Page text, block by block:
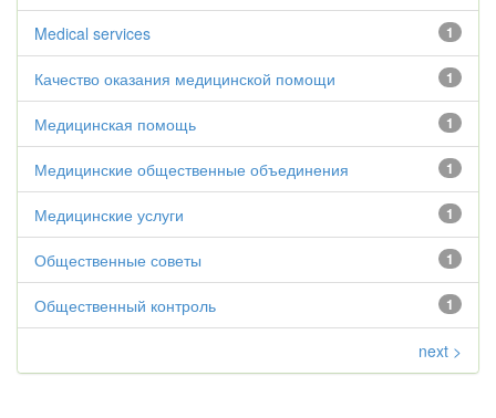
1
Medical services
1
Качество оказания медицинской помощи
1
Медицинская помощь
1
Медицинские общественные объединения
1
Медицинские услуги
1
Общественные советы
1
Общественный контроль
next >